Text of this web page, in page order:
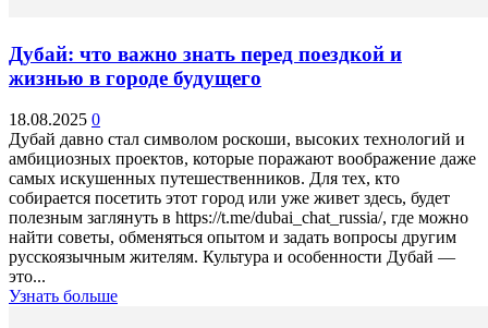
Дубай: что важно знать перед поездкой и
жизнью в городе будущего
18.08.2025 0
Дубай давно стал символом роскоши, высоких технологий и
амбициозных проектов, которые поражают воображение даже
самых искушенных путешественников. Для тех, кто
собирается посетить этот город или уже живет здесь, будет
полезным заглянуть в https://t.me/dubai_chat_russia/, где можно
найти советы, обменяться опытом и задать вопросы другим
русскоязычным жителям. Культура и особенности Дубай —
это...
Узнать больше